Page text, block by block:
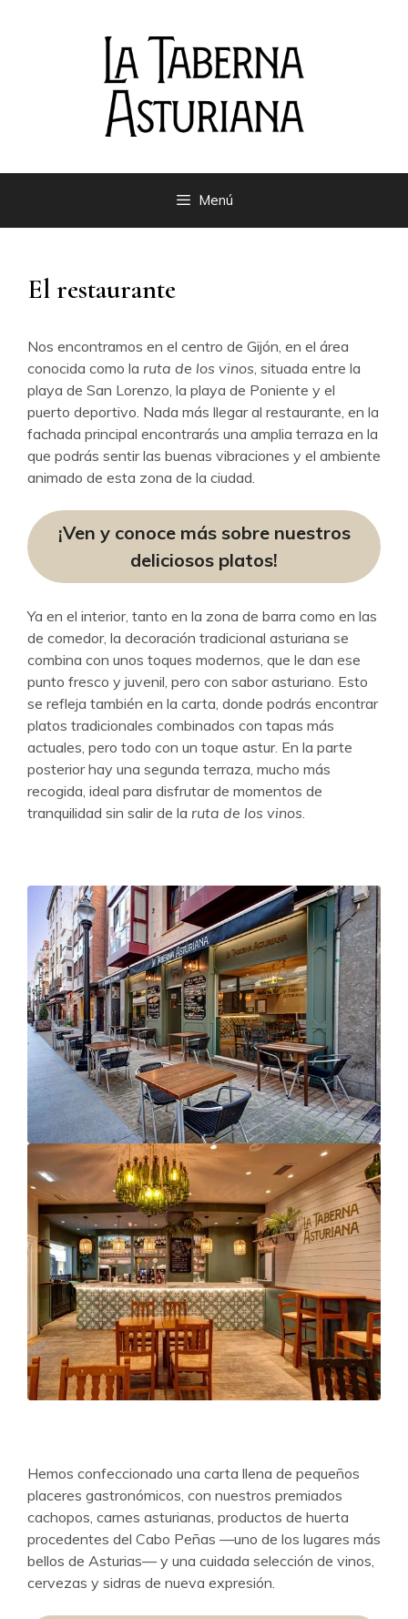
Menú
El restaurante
Nos encontramos en el centro de Gijón, en el área
conocida como la ruta de los vinos, situada entre la
playa de San Lorenzo, la playa de Poniente y el
puerto deportivo. Nada más llegar al restaurante, en la
fachada principal encontrarás una amplia terraza en la
que podrás sentir las buenas vibraciones y el ambiente
animado de esta zona de la ciudad.
¡Ven y conoce más sobre nuestros
deliciosos platos!
Ya en el interior, tanto en la zona de barra como en las
de comedor, la decoración tradicional asturiana se
combina con unos toques modernos, que le dan ese
punto fresco y juvenil, pero con sabor asturiano. Esto
se refleja también en la carta, donde podrás encontrar
platos tradicionales combinados con tapas más
actuales, pero todo con un toque astur. En la parte
posterior hay una segunda terraza, mucho más
recogida, ideal para disfrutar de momentos de
tranquilidad sin salir de la ruta de los vinos.
Hemos confeccionado una carta llena de pequeños
placeres gastronómicos, con nuestros premiados
cachopos, carnes asturianas, productos de huerta
procedentes del Cabo Peñas —uno de los lugares más
bellos de Asturias— y una cuidada selección de vinos,
cervezas y sidras de nueva expresión.